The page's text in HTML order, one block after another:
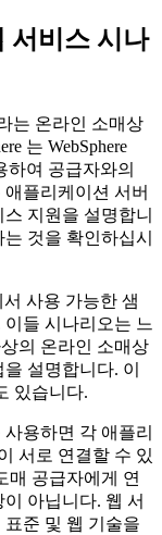
서비스 시나
는 온라인 소매상
는 WebSphere
하여 공급자와의
플리케이션 서버
지원을 설명합니
것을 확인하십시
서 사용 가능한 샘
들 시나리오는 느
의 온라인 소매상
설명합니다. 이
있습니다.
용하면 각 애플리
서로 연결할 수 있
매 공급자에게 연
아닙니다. 웹 서
준 및 웹 기술을